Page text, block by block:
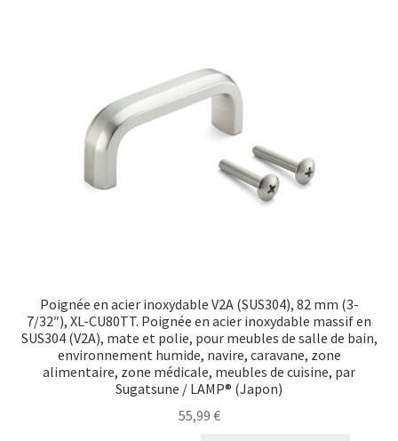
Transport maritime
Poignée en acier inoxydable V2A (SUS304), 82 mm (3-
7/32″), XL-CU80TT. Poignée en acier inoxydable massif en
SUS304 (V2A), mate et polie, pour meubles de salle de bain,
environnement humide, navire, caravane, zone
alimentaire, zone médicale, meubles de cuisine, par
Sugatsune / LAMP® (Japon)
55,99 €